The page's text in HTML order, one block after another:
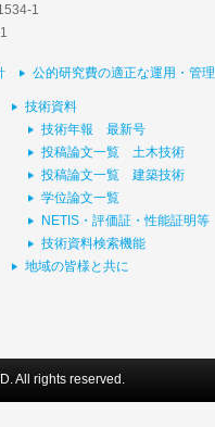
1
公的研究費の適正な運用・管理
技術資料
技術年報 最新号
投稿論文一覧 土木技術
投稿論文一覧 建築技術
学位論文一覧
NETIS・評価証・性能証明等
技術資料検索機能
地域の皆様と共に
All rights reserved.